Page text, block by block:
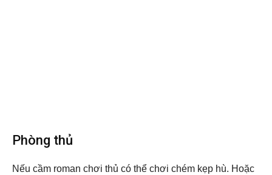
Phòng thủ
Nếu cầm roman chơi thủ có thể chơi chém kẹp hù. Hoặc